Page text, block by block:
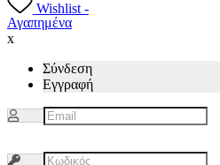
Wishlist -
Αγαπημένα
x
Σύνδεση
Εγγραφή